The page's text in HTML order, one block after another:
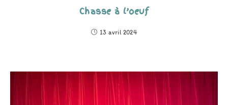
Chasse à l’oeuf
13 avril 2024